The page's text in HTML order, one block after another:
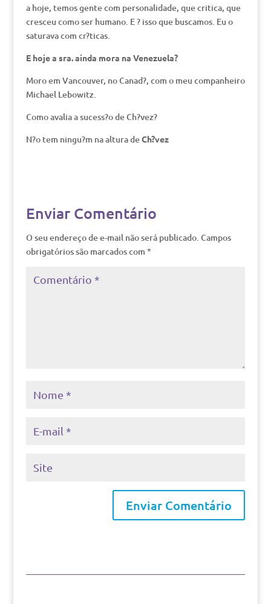
a hoje, temos gente com personalidade, que critica, que
cresceu como ser humano. E ? isso que buscamos. Eu o
saturava com cr?ticas.
E hoje a sra. ainda mora na Venezuela?
Moro em Vancouver, no Canad?, com o meu companheiro
Michael Lebowitz.
Como avalia a sucess?o de Ch?vez?
N?o tem ningu?m na altura deCh?vez
Enviar Comentário
O seu endereço de e-mail não será publicado. Campos
obrigatórios são marcados com *